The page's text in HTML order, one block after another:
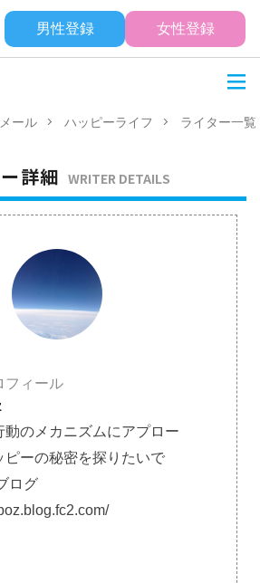
男性登録 女性登録
ール ハッピーライフ ライター一覧
詳細 WRITER DETAILS
フィール
動のメカニズムにアプロー
ピーの秘密を探りたいで
ログ